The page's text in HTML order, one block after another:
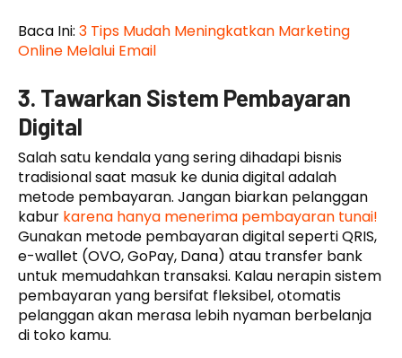
Baca Ini: 3 Tips Mudah Meningkatkan Marketing
Online Melalui Email
3. Tawarkan Sistem Pembayaran
Digital
Salah satu kendala yang sering dihadapi bisnis
tradisional saat masuk ke dunia digital adalah
metode pembayaran. Jangan biarkan pelanggan
kabur karena hanya menerima pembayaran tunai!
Gunakan metode pembayaran digital seperti QRIS,
e-wallet (OVO, GoPay, Dana) atau transfer bank
untuk memudahkan transaksi. Kalau nerapin sistem
pembayaran yang bersifat fleksibel, otomatis
pelanggan akan merasa lebih nyaman berbelanja
di toko kamu.